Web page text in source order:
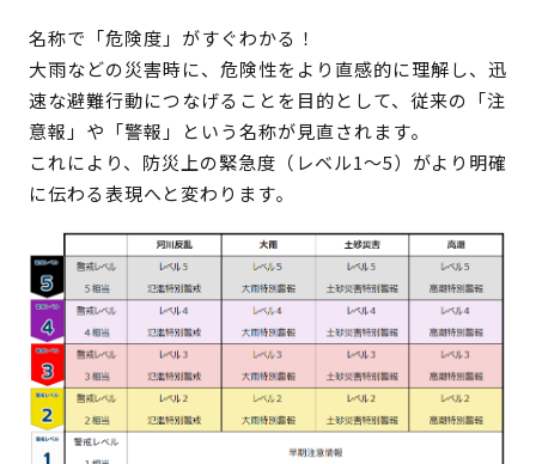
名称で「危険度」がすぐわかる！
大雨などの災害時に、危険性をより直感的に理解し、迅
速な避難行動につなげることを目的として、従来の「注
意報」や「警報」という名称が見直されます。
これにより、防災上の緊急度（レベル1〜5）がより明確
に伝わる表現へと変わります。